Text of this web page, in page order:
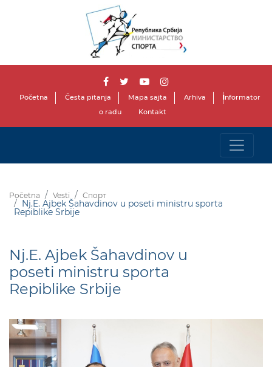
Početna Česta pitanja Mapa sajta Arhiva
Informator
o radu
Kontakt
Početna Vesti Спорт
Nj.E. Ajbek Šahavdinov u poseti ministru sporta
Repiblike Srbije
Nj.E. Ajbek Šahavdinov u
poseti ministru sporta
Repiblike Srbije